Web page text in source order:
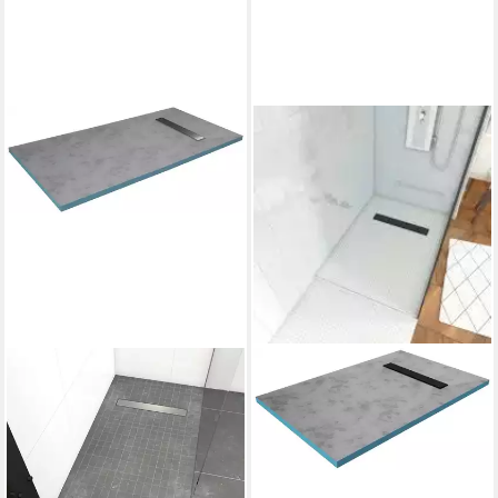
Duschwanne, rechteckig,
Extrudiertes Polystyrol (XPS),
160 x 90 x 4 cm, aus sehr
stabilem Polystyrol, inkl.